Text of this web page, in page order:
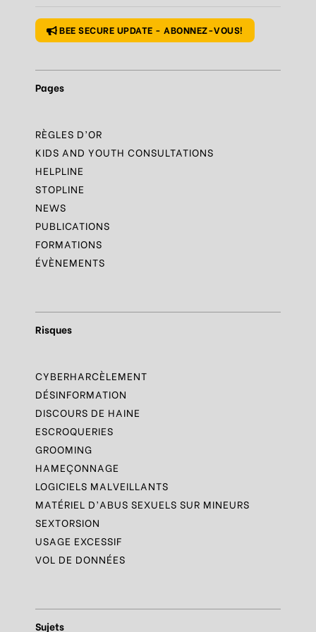
BEE SECURE UPDATE - ABONNEZ-VOUS!
Pages
RÈGLES D’OR
KIDS AND YOUTH CONSULTATIONS
HELPLINE
STOPLINE
NEWS
PUBLICATIONS
FORMATIONS
ÉVÈNEMENTS
Risques
CYBERHARCÈLEMENT
DÉSINFORMATION
DISCOURS DE HAINE
ESCROQUERIES
GROOMING
HAMEÇONNAGE
LOGICIELS MALVEILLANTS
MATÉRIEL D’ABUS SEXUELS SUR MINEURS
SEXTORSION
USAGE EXCESSIF
VOL DE DONNÉES
Sujets